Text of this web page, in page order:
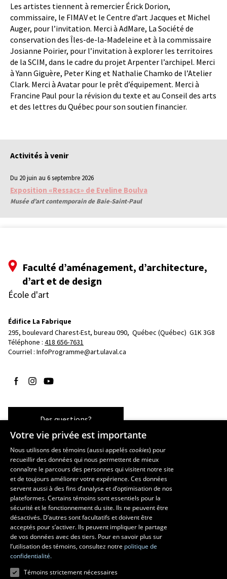
Les artistes tiennent à remercier Érick Dorion,
commissaire, le FIMAV et le Centre d’art Jacques et Michel
Auger, pour l’invitation. Merci à AdMare, La Société de
conservation des Îles-de-la-Madeleine et à la commissaire
Josianne Poirier, pour l’invitation à explorer les territoires
de la SCIM, dans le cadre du projet Arpenter l’archipel. Merci
à Yann Giguère, Peter King et Nathalie Chamko de l’Atelier
Clark. Merci à Avatar pour le prêt d’équipement. Merci à
Francine Paul pour la révision du texte et au Conseil des arts
et des lettres du Québec pour son soutien financier.
Activités à venir
Du 20 juin au 6 septembre 2026
Exposition «Ressacs» de Eveline Boulva
Musée d’art contemporain de Baie-Saint-Paul
Faculté d’aménagement, d’architecture,
d’art et de design
École d'art
Édifice La Fabrique
295, boulevard Charest-Est, bureau 090, Québec (Québec)  G1K 3G8
Téléphone : 418 656-7631
Courriel : InfoProgramme@art.ulaval.ca
Suivez-nous sur Facebook
Suivez-nous sur Instagram
Suivez-nous sur YouTube
Des questions?
Les écoles et la recherche
École supérieure d’aménagement du territoire et de développement
régional
École d’architecture
École de design
Centre de recherche en aménagement et développement
Votre vie privée est importante
Nous utilisons des témoins (aussi appeléscookies) pour
recueillir des données qui nous permettent de mieux
connaître le parcours des personnes qui visitent notre site
et de toujours améliorer votre expérience. Ces données
servent aussi à des fins d’analyse et d’optimisation de nos
plateformes. Certains témoins sont essentiels pour la
sécurité et le fonctionnement du site. Ils ne peuvent être
désactivés. D’autres sont facultatifs et doivent être
acceptés pour s’activer. Ils peuvent impliquer le partage
de vos données avec des tiers. Pour en savoir plus sur
l’utilisation des témoins, consultez notre politique de
confidentialité.
Témoins strictement nécessaires